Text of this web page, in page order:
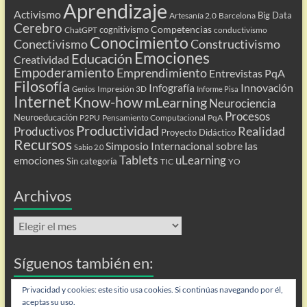
Activismo Aprendizaje Artesanía 2.0 Barcelona Big Data
Cerebro ChatGPT cognitivismo Competencias conductivismo
ConectivismoConocimientoConstructivismo
Creatividad Educación Emociones
Empoderamiento Emprendimiento Entrevistas PqA
Filosofía Genios Impresión 3D Infografía Informe Pisa Innovación
Internet Know-howmLearning Neurociencia
Neuroeducación P2PU Pensamiento Computacional PqA Procesos
Productivos Productividad Proyecto Didáctico Realidad
Recursos Sabio 2.0 Simposio Internacional sobre las
emociones Sin categoría Tablets TIC uLearning YO
Archivos
Archivos
Síguenos también en:
Flip
Privacidad y cookies: este sitio usa cookies. Si continúas navegando por él,
aceptas su uso.